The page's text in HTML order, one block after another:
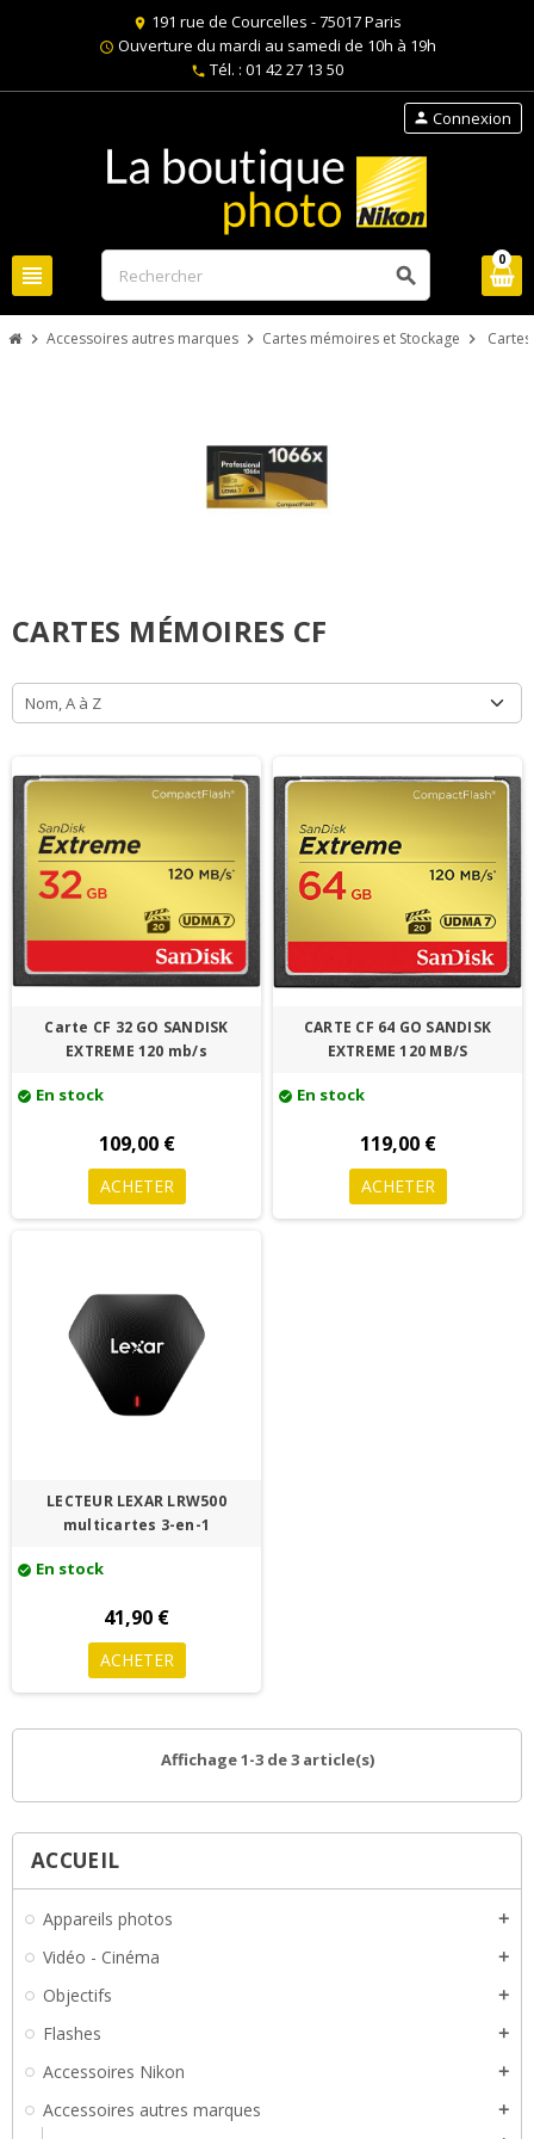
location_on 191 rue de Courcelles - 75017 Paris
schedule Ouverture du mardi au samedi de 10h à 19h
phone Tél. : 01 42 27 13 50
view_headline search
person Connexion
0
chevron_right Accessoires autres marques chevron_right Cartes mémoires et Stockage chevron_right
ACCUEIL
Appareils photos add
Vidéo - Cinéma add
Objectifs add
Flashes add
Accessoires Nikon add
Accessoires autres marques add
CARTES MÉMOIRES CF
Nom, A à Z
Carte CF 32 GO SANDISK
EXTREME 120 mb/s
check_circle En stock
109,00 €
ACHETER
CARTE CF 64 GO SANDISK
EXTREME 120 MB/S
check_circle En stock
119,00 €
ACHETER
LECTEUR LEXAR LRW500
multicartes 3-en-1
check_circle En stock
41,90 €
ACHETER
Affichage 1-3 de 3 article(s)